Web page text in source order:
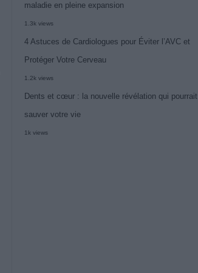
maladie en pleine expansion
1.3k views
4 Astuces de Cardiologues pour Éviter l’AVC et
Protéger Votre Cerveau
1.2k views
Dents et cœur : la nouvelle révélation qui pourrait
sauver votre vie
1k views